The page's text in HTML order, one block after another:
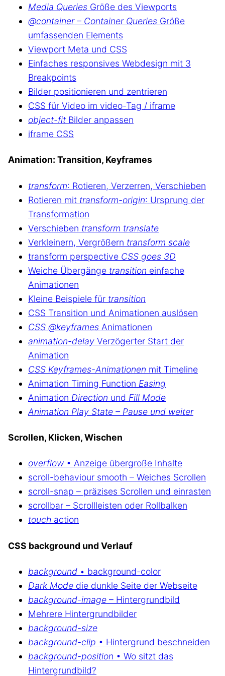
Media Queries Größe des Viewports
@container – Container Queries Größe
umfassenden Elements
Viewport Meta und CSS
Einfaches responsives Webdesign mit 3
Breakpoints
Bilder positionieren und zentrieren
CSS für Video im video-Tag / iframe
object-fit Bilder anpassen
iframe CSS
Animation: Transition, Keyframes
transform: Rotieren, Verzerren, Verschieben
Rotieren mit transform-origin: Ursprung der
Transformation
Verschieben transform translate
Verkleinern, Vergrößern transform scale
transform perspective CSS goes 3D
Weiche Übergänge transition einfache
Animationen
Kleine Beispiele für transition
CSS Transition und Animationen auslösen
CSS @keyframes Animationen
animation-delay Verzögerter Start der
Animation
CSS Keyframes-Animationen mit Timeline
Animation Timing Function Easing
Animation Direction und Fill Mode
Animation Play State – Pause und weiter
Scrollen, Klicken, Wischen
overflow • Anzeige übergroße Inhalte
scroll-behaviour smooth – Weiches Scrollen
scroll-snap – präzises Scrollen und einrasten
scrollbar – Scrollleisten oder Rollbalken
touch action
CSS background und Verlauf
background • background-color
Dark Mode die dunkle Seite der Webseite
background-image – Hintergrundbild
Mehrere Hintergrundbilder
background-size
background-clip • Hintergrund beschneiden
background-position • Wo sitzt das
Hintergrundbild?